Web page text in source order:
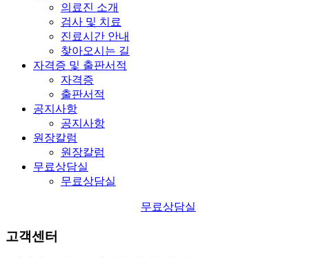
의료진 소개
검사 및 치료
진료시간 안내
찾아오시는 길
자격증 및 출판서적
자격증
출판서적
공지사항
공지사항
원장칼럼
원장칼럼
무료상담실
무료상담실
무료상담실
고객센터